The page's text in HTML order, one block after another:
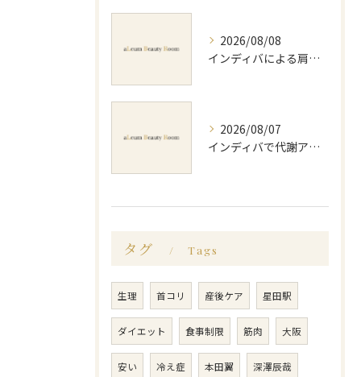
2026/08/08
インディバによる肩コリ施術の効果と回数の目安を徹底解説
2026/08/07
インディバで代謝アップ体験効果とビフォーアフター徹底解説
タグ Tags
生理 首コリ 産後ケア 星田駅
ダイエット 食事制限 筋肉 大阪
安い 冷え症 本田翼 深澤辰哉